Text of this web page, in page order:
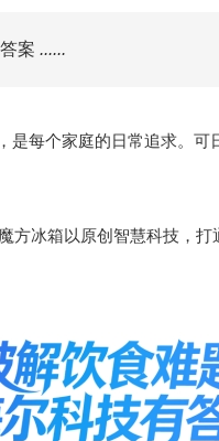
案 ......
是每个家庭的日常追求。可
方冰箱以原创智慧科技，打